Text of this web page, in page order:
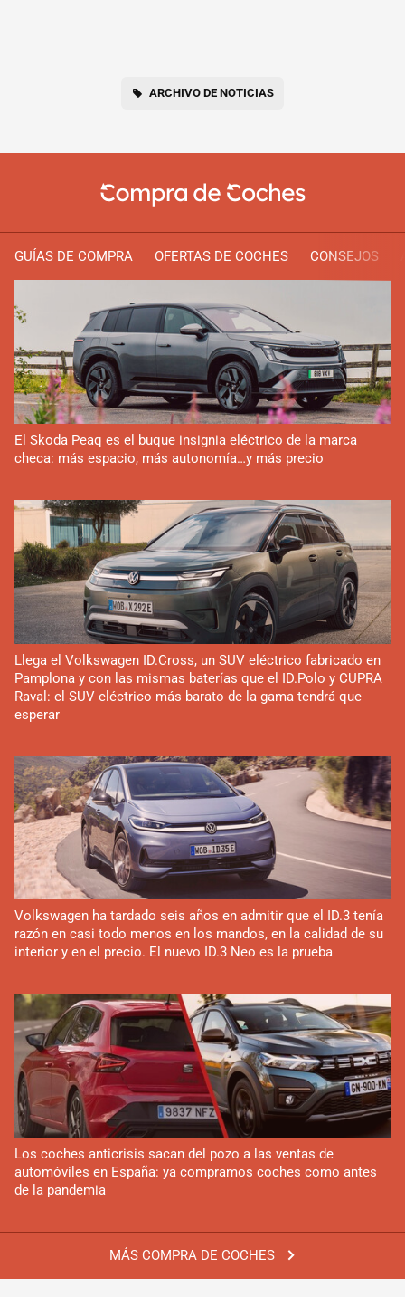
ARCHIVO DE NOTICIAS
GUÍAS DE COMPRA OFERTAS DE COCHES CONSEJOS
MÁS COMPRA DE COCHES
El Skoda Peaq es el buque insignia eléctrico de la marca
checa: más espacio, más autonomía…y más precio
Llega el Volkswagen ID.Cross, un SUV eléctrico fabricado en
Pamplona y con las mismas baterías que el ID.Polo y CUPRA
Raval: el SUV eléctrico más barato de la gama tendrá que
esperar
Volkswagen ha tardado seis años en admitir que el ID.3 tenía
razón en casi todo menos en los mandos, en la calidad de su
interior y en el precio. El nuevo ID.3 Neo es la prueba
Los coches anticrisis sacan del pozo a las ventas de
automóviles en España: ya compramos coches como antes
de la pandemia